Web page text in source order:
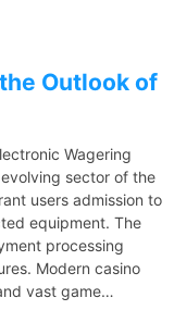
Outlook of
Wagering
sector of the
users admission to
equipment. The
processing
Modern casino
vast game…